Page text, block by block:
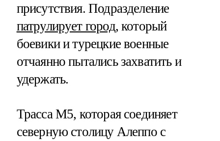
присутствия. Подразделение
патрулирует город, который
боевики и турецкие военные
отчаянно пытались захватить и
удержать.
Трасса M5, которая соединяет
северную столицу Алеппо с